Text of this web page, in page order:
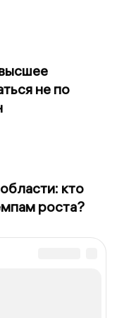
не по
кто
роста?